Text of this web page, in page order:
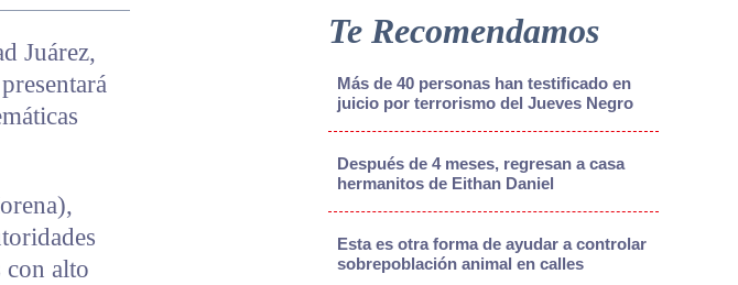
Juárez,
con alto
Te Recomendamos
Más de 40 personas han testificado en
juicio por terrorismo del Jueves Negro
Después de 4 meses, regresan a casa
hermanitos de Eithan Daniel
Esta es otra forma de ayudar a controlar
sobrepoblación animal en calles